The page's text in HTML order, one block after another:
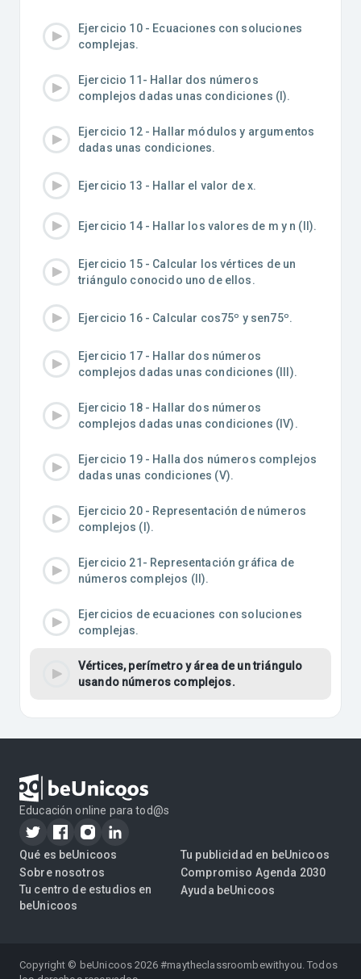
Ejercicio 10 - Ecuaciones con soluciones
complejas.
Ejercicio 11- Hallar dos números
complejos dadas unas condiciones (I).
Ejercicio 12 - Hallar módulos y argumentos
dadas unas condiciones.
Ejercicio 13 - Hallar el valor de x.
Ejercicio 14 - Hallar los valores de m y n (II).
Ejercicio 15 - Calcular los vértices de un
triángulo conocido uno de ellos.
Ejercicio 16 - Calcular cos75º y sen75º.
Ejercicio 17 - Hallar dos números
complejos dadas unas condiciones (III).
Ejercicio 18 - Hallar dos números
complejos dadas unas condiciones (IV).
Ejercicio 19 - Halla dos números complejos
dadas unas condiciones (V).
Ejercicio 20 - Representación de números
complejos (I).
Ejercicio 21- Representación gráfica de
números complejos (II).
Ejercicios de ecuaciones con soluciones
complejas.
Vértices, perímetro y área de un triángulo
usando números complejos.
Educación online para tod@s
Qué es beUnicoos
Sobre nosotros
Tu centro de estudios en
beUnicoos
Tu publicidad en beUnicoos
Compromiso Agenda 2030
Ayuda beUnicoos
Copyright © beUnicoos2026#maytheclassroombewithyou. Todos